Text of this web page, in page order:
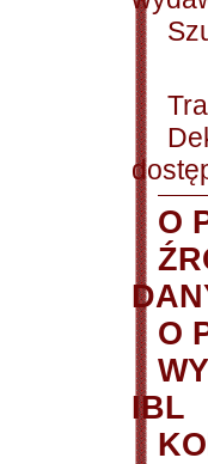
O
O
IBL